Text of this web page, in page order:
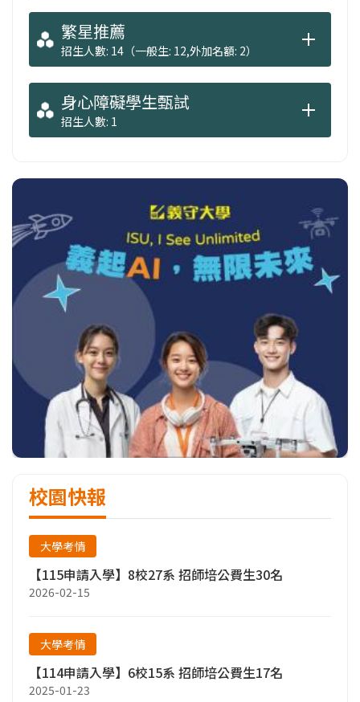
繁星推薦
招生人數: 14（一般生: 12,外加名額: 2）
身心障礙學生甄試
招生人數: 1
校園快報
大學考情
【115申請入學】8校27系 招師培公費生30名
2026-02-15
大學考情
【114申請入學】6校15系 招師培公費生17名
2025-01-23